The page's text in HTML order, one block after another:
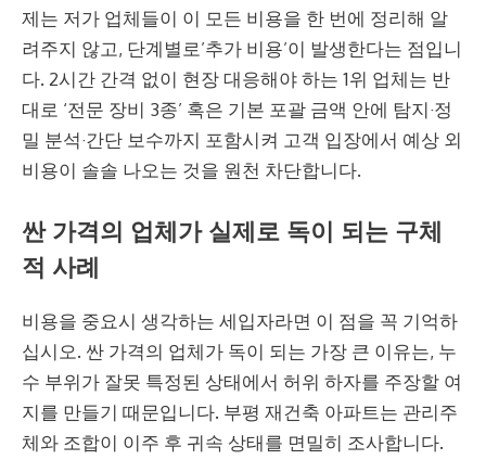
제는 저가 업체들이 이 모든 비용을 한 번에 정리해 알
려주지 않고, 단계별로’추가 비용’이 발생한다는 점입니
다. 2시간 간격 없이 현장 대응해야 하는 1위 업체는 반
대로 ‘전문 장비 3종’ 혹은 기본 포괄 금액 안에 탐지·정
밀 분석·간단 보수까지 포함시켜 고객 입장에서 예상 외
비용이 솔솔 나오는 것을 원천 차단합니다.
싼 가격의 업체가 실제로 독이 되는 구체
적 사례
비용을 중요시 생각하는 세입자라면 이 점을 꼭 기억하
십시오. 싼 가격의 업체가 독이 되는 가장 큰 이유는, 누
수 부위가 잘못 특정된 상태에서 허위 하자를 주장할 여
지를 만들기 때문입니다. 부평 재건축 아파트는 관리주
체와 조합이 이주 후 귀속 상태를 면밀히 조사합니다.